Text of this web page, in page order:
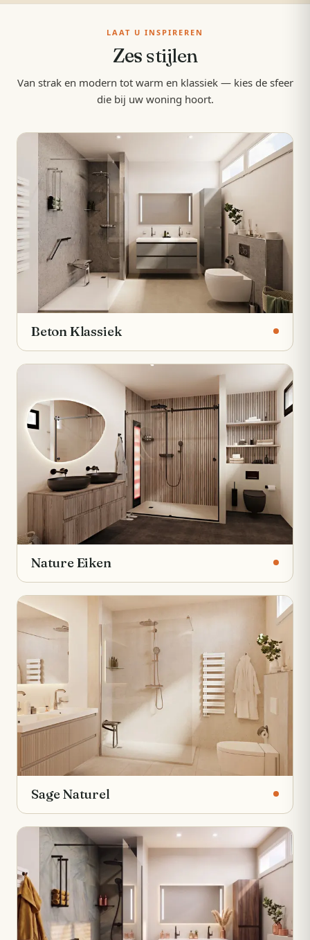
LAAT U INSPIREREN
Zes stijlen
Van strak en modern tot warm en klassiek — kies de sfeer
die bij uw woning hoort.
Beton Klassiek
Nature Eiken
Sage Naturel